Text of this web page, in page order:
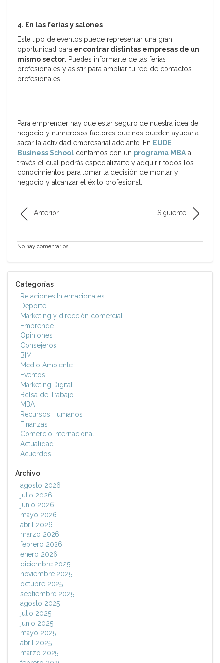
4. En las ferias y salones
Este tipo de eventos puede representar una gran
oportunidad para encontrar distintas empresas de un
mismo sector. Puedes informarte de las ferias
profesionales y asistir para ampliar tu red de contactos
profesionales.
Para emprender hay que estar seguro de nuestra idea de
negocio y numerosos factores que nos pueden ayudar a
sacar la actividad empresarial adelante. En EUDE
Business School contamos con un programa MBAa
través el cual podrás especializarte y adquirir todos los
conocimientos para tomar la decisión de montar y
negocio y alcanzar el éxito profesional.
Anterior Siguiente
No hay comentarios
Categorías
Relaciones Internacionales
Deporte
Marketing y dirección comercial
Emprende
Opiniones
Consejeros
BIM
Medio Ambiente
Eventos
Marketing Digital
Bolsa de Trabajo
MBA
Recursos Humanos
Finanzas
Comercio Internacional
Actualidad
Acuerdos
Archivo
agosto 2026
julio 2026
junio 2026
mayo 2026
abril 2026
marzo 2026
febrero 2026
enero 2026
diciembre 2025
noviembre 2025
octubre 2025
septiembre 2025
agosto 2025
julio 2025
junio 2025
mayo 2025
abril 2025
marzo 2025